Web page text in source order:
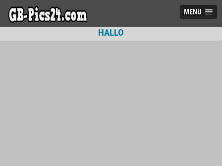
MENU
HALLO